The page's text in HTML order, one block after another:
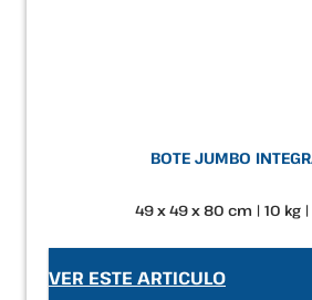
BOTE JUMBO
49 x 49 x 80 cm | 10 kg
VER ESTE ARTICULO